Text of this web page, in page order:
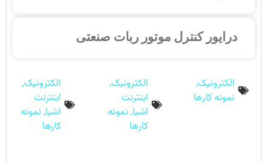
درایور کنترل موتور ربات صنعتی
الکترونیک,
نمونه کارها
الکترونیک,
اینترنت
اشیا,نمونه
کارها
الکترونیک,
اینترنت
اشیا,نمونه
کارها